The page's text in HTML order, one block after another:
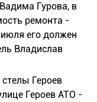
Гурова, в
ремонта -
его должен
Владислав
Героев
Героев АТО -